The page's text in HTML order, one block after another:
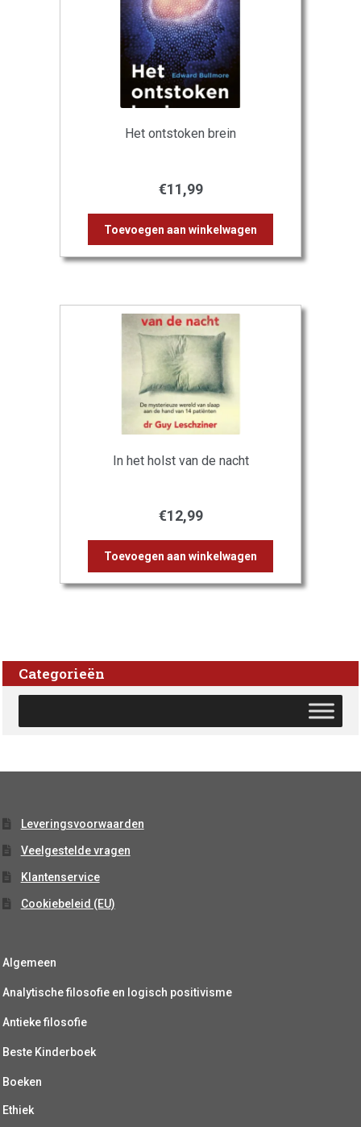
Het ontstoken brein
€11,99
Toevoegen aan winkelwagen
In het holst van de nacht
€12,99
Toevoegen aan winkelwagen
Categorieën
Leveringsvoorwaarden
Veelgestelde vragen
Klantenservice
Cookiebeleid (EU)
Algemeen
Analytische filosofie en logisch positivisme
Antieke filosofie
Beste Kinderboek
Boeken
Ethiek